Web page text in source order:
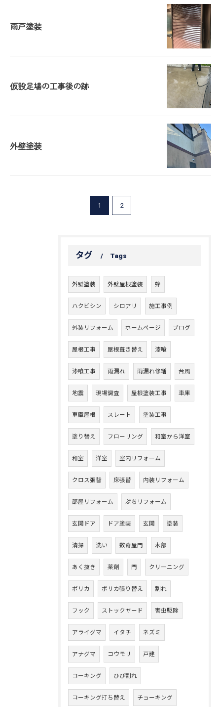
雨戸塗装
仮設足場の工事後の跡
外壁塗装
1 2
タグ Tags
外壁塗装 外壁屋根塗装 蜂
ハクビシン シロアリ 施工事例
外装リフォーム ホームページ ブログ
屋根工事 屋根葺き替え 漆喰
漆喰工事 雨漏れ 雨漏れ修繕 台風
地震 現場調査 屋根塗装工事 車庫
車庫屋根 スレート 塗装工事
塗り替え フローリング 和室から洋室
和室 洋室 室内リフォーム
クロス張替 床張替 内装リフォーム
部屋リフォーム ぷちリフォーム
玄関ドア ドア塗装 玄関 塗装
清掃 洗い 数奇屋門 木部
あく抜き 薬剤 門 クリーニング
ポリカ ポリカ張り替え 割れ
フック ストックヤード 害虫駆除
アライグマ イタチ ネズミ
アナグマ コウモリ 戸建
コーキング ひび割れ
コーキング打ち替え チョーキング